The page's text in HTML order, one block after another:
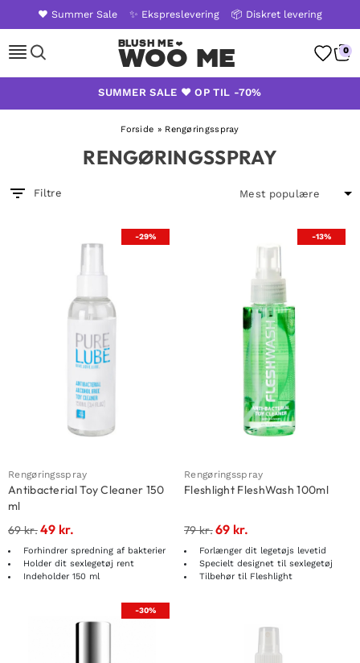
❤️ Summer Sale ✨ Ekspreslevering 📦 Diskret levering
Woo Me 0
SUMMER SALE ❤️ OP TIL -70%
Forside » Rengøringsspray
RENGØRINGSSPRAY
Filtre
-29%
Rengøringsspray
Antibacterial Toy Cleaner 150
ml
69kr.49 kr.
Forhindrer spredning af bakterier
Holder dit sexlegetøj rent
Indeholder 150 ml
-13%
Rengøringsspray
Fleshlight FleshWash 100ml
79kr.69 kr.
Forlænger dit legetøjs levetid
Specielt designet til sexlegetøj
Tilbehør til Fleshlight
-30%